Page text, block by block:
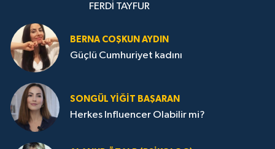
FERDİ TAYFUR
BERNA COŞKUN AYDIN
Güçlü Cumhuriyet kadını
SONGÜL YIĞIT BAŞARAN
Herkes Influencer Olabilir mi?